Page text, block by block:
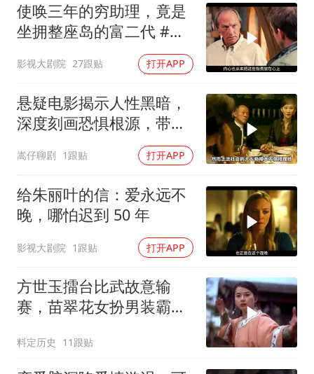
使唤三年的穷助理，竟是
坐拥整座岛的富二代 #电
影视大剧院 27跟贴 打开APP
悬疑电影揭示人性黑暗，
深度刻画恐惧根源，带你
嵩仔聊剧 1跟贴 打开APP
给朱丽叶的信：爱永远不
晚，哪怕迟到 50 年
影视大剧院 1跟贴 打开APP
方世玉擂台比武故意输
赛，苗翠花女扮男装霸气
料定历史 11跟贴